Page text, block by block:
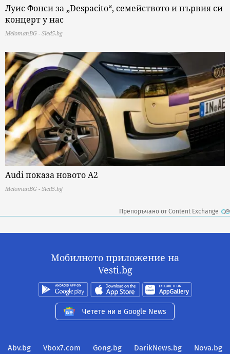
Луис Фонси за „Despacito“, семейството и първия си
концерт у нас
MelomanBG - Sled5.bg
Audi показа новото A2
MelomanBG - Sled5.bg
Препоръчано от Content Exchange
Мобилното приложение на
Vesti.bg
Четете ни в Google News
Abv.bg Vbox7.com Gong.bg DarikNews.bg Nova.bg